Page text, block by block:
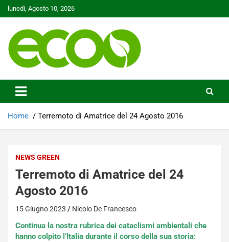
Skip
to
lunedì, Agosto 10, 2026
Ecoo.it
Home Terremoto di Amatrice del 24 Agosto 2016
NEWS GREEN
Terremoto di Amatrice del 24
Agosto 2016
15 Giugno 2023 Nicolo De Francesco
Continua la nostra rubrica dei cataclismi ambientali che
hanno colpito l’Italia durante il corso della sua storia: